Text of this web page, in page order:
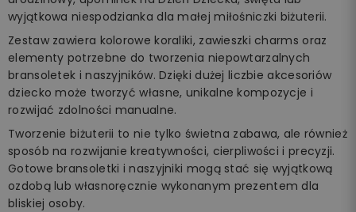
wyjątkowa niespodzianka dla małej miłośniczki biżuterii.
Zestaw zawiera kolorowe koraliki, zawieszki charms oraz
elementy potrzebne do tworzenia niepowtarzalnych
bransoletek i naszyjników. Dzięki dużej liczbie akcesoriów
dziecko może tworzyć własne, unikalne kompozycje i
rozwijać zdolności manualne.
Tworzenie biżuterii to nie tylko świetna zabawa, ale również
sposób na rozwijanie kreatywności, cierpliwości i precyzji.
Gotowe bransoletki i naszyjniki mogą stać się wyjątkową
ozdobą lub własnoręcznie wykonanym prezentem dla
bliskiej osoby.